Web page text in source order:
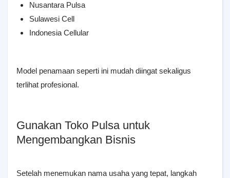
Nusantara Pulsa
Sulawesi Cell
Indonesia Cellular
Model penamaan seperti ini mudah diingat sekaligus
terlihat profesional.
Gunakan Toko Pulsa untuk
Mengembangkan Bisnis
Setelah menemukan nama usaha yang tepat, langkah